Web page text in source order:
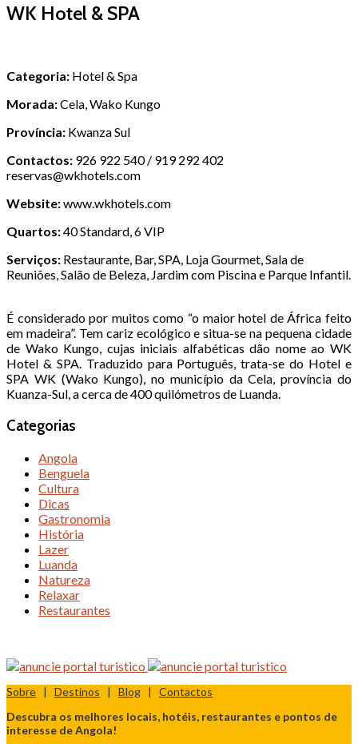
WK Hotel & SPA
Categoria: Hotel & Spa
Morada:Cela, Wako Kungo
Província: Kwanza Sul
Contactos: 926 922 540 / 919 292 402
reservas@wkhotels.com
Website:www.wkhotels.com
Quartos:40 Standard, 6 VIP
Serviços: Restaurante, Bar, SPA, Loja Gourmet, Sala de
Reuniões, Salão de Beleza, Jardim com Piscina e Parque Infantil.
É considerado por muitos como “o maior hotel de África feito
em madeira”. Tem cariz ecológico e situa-se na pequena cidade
de Wako Kungo, cujas iniciais alfabéticas dão nome ao WK
Hotel & SPA. Traduzido para Português, trata-se do Hotel e
SPA WK (Wako Kungo), no município da Cela, província do
Kuanza-Sul, a cerca de 400 quilómetros de Luanda.
Categorias
Angola
Benguela
Cultura
Dicas
Gastronomia
História
Lazer
Luanda
Natureza
Relaxar
Restaurantes
Sobre | Destinos | Blog | Contactos
Descubra os melhores locais, hotéis, restaurantes e pontos de
interesse de Angola!